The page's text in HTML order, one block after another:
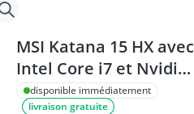
MSI Katana 15 HX avec
Intel Core i7 et Nvidia
RTX 5070
disponible immédiatement
livraison gratuite